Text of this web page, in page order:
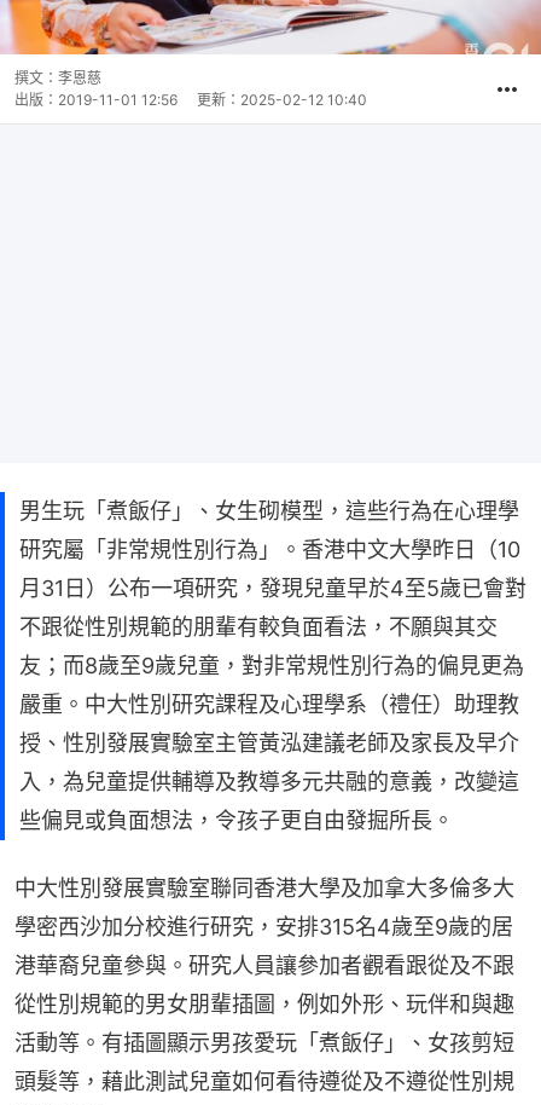
撰文： 李恩慈
出版： 2019-11-01 12:56 更新： 2025-02-12 10:40
男生玩「煮飯仔」、女生砌模型，這些行為在心理學
研究屬「非常規性別行為」。香港中文大學昨日（10
月31日）公布一項研究，發現兒童早於4至5歲已會對
不跟從性別規範的朋輩有較負面看法，不願與其交
友；而8歲至9歲兒童，對非常規性別行為的偏見更為
嚴重。中大性別研究課程及心理學系（禮任）助理教
授、性別發展實驗室主管黃泓建議老師及家長及早介
入，為兒童提供輔導及教導多元共融的意義，改變這
些偏見或負面想法，令孩子更自由發掘所長。
中大性別發展實驗室聯同香港大學及加拿大多倫多大
學密西沙加分校進行研究，安排315名4歲至9歲的居
港華裔兒童參與。研究人員讓參加者觀看跟從及不跟
從性別規範的男女朋輩插圖，例如外形、玩伴和與趣
活動等。有插圖顯示男孩愛玩「煮飯仔」、女孩剪短
頭髮等，藉此測試兒童如何看待遵從及不遵從性別規